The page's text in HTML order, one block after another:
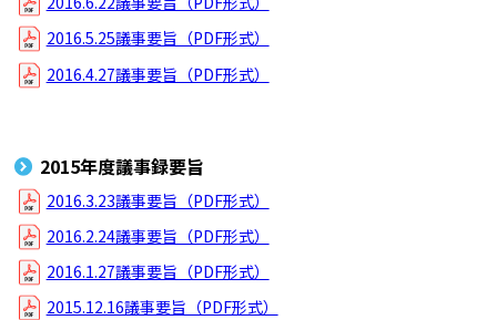
2016.5.25議事要旨（PDF形式）
2016.4.27議事要旨（PDF形式）
2015年度議事録要旨
2016.3.23議事要旨（PDF形式）
2016.2.24議事要旨（PDF形式）
2016.1.27議事要旨（PDF形式）
2015.12.16議事要旨（PDF形式）